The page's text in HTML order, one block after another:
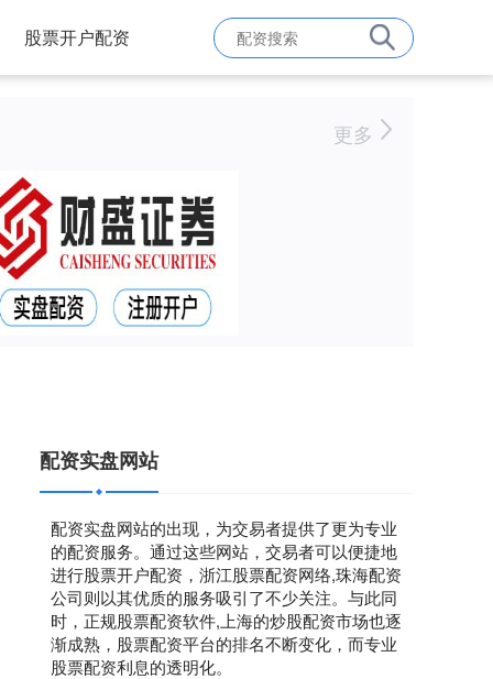
股票开户配资
更多
配资实盘网站
配资实盘网站的出现，为交易者提供了更为专业
的配资服务。通过这些网站，交易者可以便捷地
进行股票开户配资，浙江股票配资网络,珠海配资
公司则以其优质的服务吸引了不少关注。与此同
时，正规股票配资软件,上海的炒股配资市场也逐
渐成熟，股票配资平台的排名不断变化，而专业
股票配资利息的透明化。